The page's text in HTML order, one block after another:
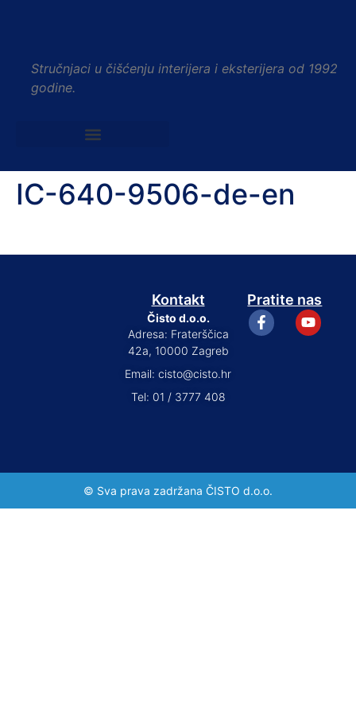
Stručnjaci u čišćenju interijera i eksterijera od 1992
godine.
IC-640-9506-de-en
Kontakt
Čisto d.o.o.
Adresa: Fraterščica
42a, 10000 Zagreb
Email: cisto@cisto.hr
Tel: 01 / 3777 408
Pratite nas
© Sva prava zadržana ČISTO d.o.o.